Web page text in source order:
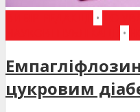
•
•
цукровим